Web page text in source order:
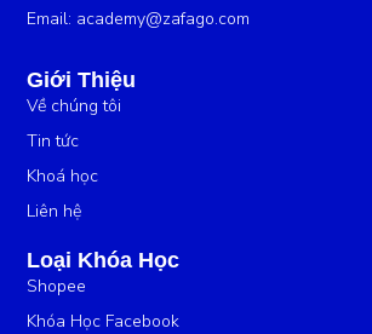
Email: academy@zafago.com
Giới Thiệu
Về chúng tôi
Tin tức
Khoá học
Liên hệ
Loại Khóa Học
Shopee
Khóa Học Facebook